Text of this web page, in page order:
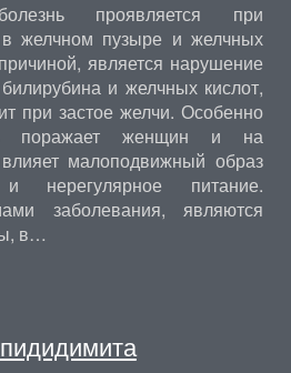
проявляется при
желчном пузыре и желчных
является нарушение
и желчных кислот,
при застое желчи. Особенно
поражает женщин и на
малоподвижный образ
нерегулярное питание.
заболевания, являются
в…